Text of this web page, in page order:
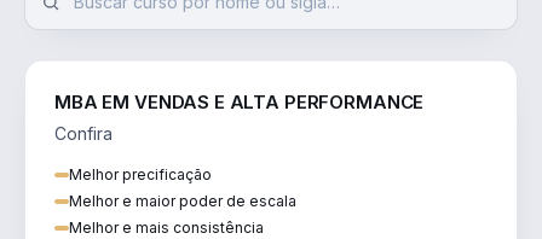
MBA EM VENDAS E ALTA PERFORMANCE
Confira
Melhor precificação
Melhor e maior poder de escala
Melhor e mais consistência